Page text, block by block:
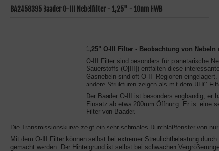
BA2458395 Baader O-III Nebelfilter - 1,25" - 10nm HWB
1,25" O-III Filter - Beobachtung von
O-III Filter sind besonders für planetarische
Sauerstoffs (O[III]) entfalten diese
Gasnebeln sind oft O-III Regionen
andere Strukturen zeigen als mit dem UHC
Der Baader O-III ist besonders engbandig, er
Einsatz ab etwa 200mm Öffnung. Er ist eine
Filter von Baader.
Die Transmissionskurve zeigt ein sehr schmales Durchlaßfenster von
Mit dem O-III Filter können selbst bei extremer Streulichtbelastung
gemacht werden. Der Hintergrund ist selbst bei schwachen